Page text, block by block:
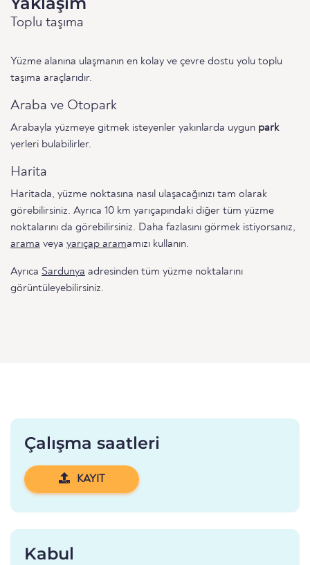
Toplu taşıma
Yüzme alanına ulaşmanın en kolay ve çevre dostu yolu toplu
taşıma araçlarıdır.
Araba ve Otopark
Arabayla yüzmeye gitmek isteyenler yakınlarda uygun park
yerleri bulabilirler.
Harita
Haritada, yüzme noktasına nasıl ulaşacağınızı tam olarak
görebilirsiniz. Ayrıca 10 km yarıçapındaki diğer tüm yüzme
noktalarını da görebilirsiniz. Daha fazlasını görmek istiyorsanız,
arama veya yarıçap aramamızı kullanın.
Ayrıca Sardunya adresinden tüm yüzme noktalarını
görüntüleyebilirsiniz.
Çalışma saatleri
KAYIT
Kabul